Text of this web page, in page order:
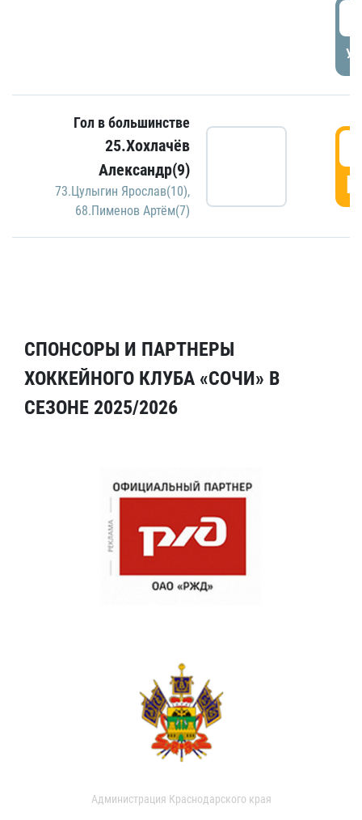
Гол в большинстве
25.Хохлачёв
Александр(9)
73.Цулыгин Ярослав(10),
68.Пименов Артём(7)
СПОНСОРЫ И ПАРТНЕРЫ
ХОККЕЙНОГО КЛУБА «СОЧИ» В
СЕЗОНЕ 2025/2026
Администрация Краснодарского края